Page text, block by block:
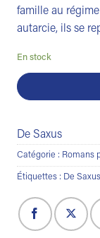
famille au
autarcie, ils se
En stock
De Saxus
Catégorie : Romans
Étiquettes : De Saxus